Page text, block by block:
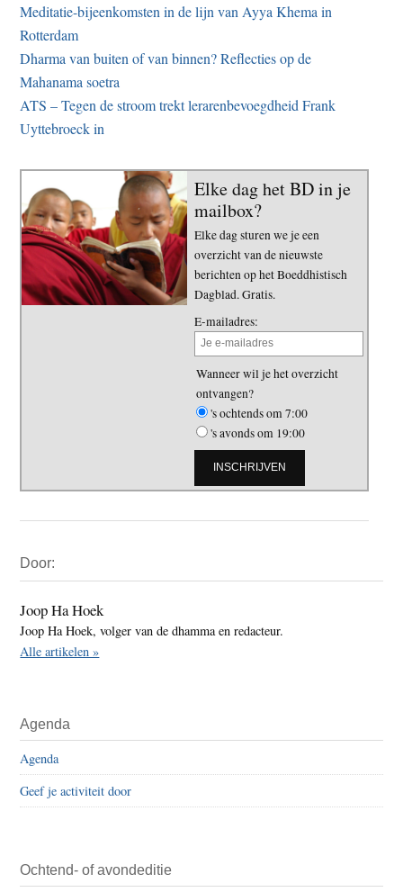
Meditatie-bijeenkomsten in de lijn van Ayya Khema in
Rotterdam
Dharma van buiten of van binnen? Reflecties op de
Mahanama soetra
ATS – Tegen de stroom trekt lerarenbevoegdheid Frank
Uyttebroeck in
Elke dag het BD in je
mailbox?
Elke dag sturen we je een
overzicht van de nieuwste
berichten op het Boeddhistisch
Dagblad. Gratis.
E-mailadres:
Wanneer wil je het overzicht
ontvangen?
's ochtends om 7:00
's avonds om 19:00
Sidebar
Door:
Joop Ha Hoek
Joop Ha Hoek, volger van de dhamma en redacteur.
Alle artikelen »
Agenda
Agenda
Geef je activiteit door
Ochtend- of avondeditie